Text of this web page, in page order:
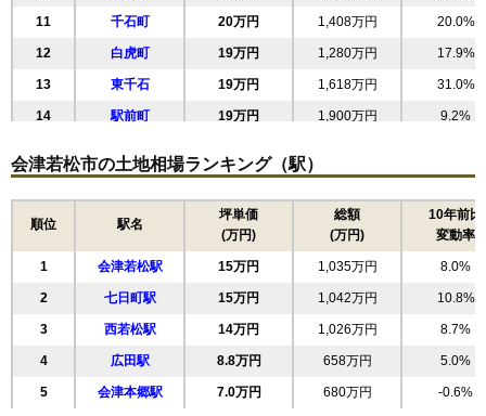
11 千石町 20万円 1,408万円 20.0%
12 白虎町 19万円 1,280万円 17.9%
13 東千石 19万円 1,618万円 31.0%
14 駅前町 19万円 1,900万円 9.2%
16 和田 19万円 1,114万円 15.8%
18万円 1,470万円 8.9%
18万円 982万円 14.1%
19 桜町 18万円 1,015万円 16.6%
20 行仁町 18万円 1,276万円 9.7%
21 相生町 18万円 1,399万円 10.7%
22 天神町 17万円 967万円 8.8%
23 山見町 17万円 1,168万円 14.3%
会津若松市の土地相場ランキング（駅）
順位 駅名
坪単価
(万円)
総額
(万円)
10年前比
変動率
1 会津若松駅 15万円 1,035万円 8.0%
2 七日町駅 15万円 1,042万円 10.8%
3 西若松駅 14万円 1,026万円 8.7%
4 広田駅 8.8万円 658万円 5.0%
5 会津本郷駅 7.0万円 680万円 -0.6%